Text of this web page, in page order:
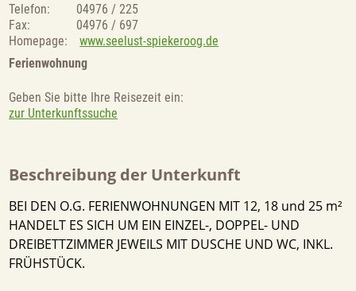
Telefon:
04976 / 225
Fax:
04976 / 697
Homepage:
www.seelust-spiekeroog.de
Ferienwohnung
Geben Sie bitte Ihre Reisezeit ein:
zur Unterkunftssuche
Beschreibung der Unterkunft
BEI DEN O.G. FERIENWOHNUNGEN MIT 12, 18 und 25 m²
HANDELT ES SICH UM EIN EINZEL-, DOPPEL- UND
DREIBETTZIMMER JEWEILS MIT DUSCHE UND WC, INKL.
FRÜHSTÜCK.